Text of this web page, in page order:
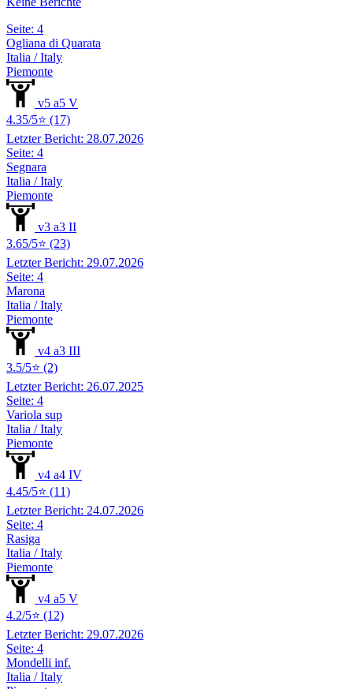
Seite: 4
Ogliana di Quarata
Italia / Italy
Piemonte
v5 a5 V
4.35/5⭐ (17)
Letzter Bericht: 28.07.2026
Seite: 4
Segnara
Italia / Italy
Piemonte
v3 a3 II
3.65/5⭐ (23)
Letzter Bericht: 29.07.2026
Seite: 4
Marona
Italia / Italy
Piemonte
v4 a3 III
3.5/5⭐ (2)
Letzter Bericht: 26.07.2025
Seite: 4
Variola sup
Italia / Italy
Piemonte
v4 a4 IV
4.45/5⭐ (11)
Letzter Bericht: 24.07.2026
Seite: 4
Rasiga
Italia / Italy
Piemonte
v4 a5 V
4.2/5⭐ (12)
Letzter Bericht: 29.07.2026
Seite: 4
Mondelli inf.
Italia / Italy